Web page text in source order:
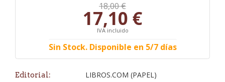
18,00 €
17,10 €
IVA incluido
Sin Stock. Disponible en 5/7 días
Editorial: LIBROS.COM (PAPEL)